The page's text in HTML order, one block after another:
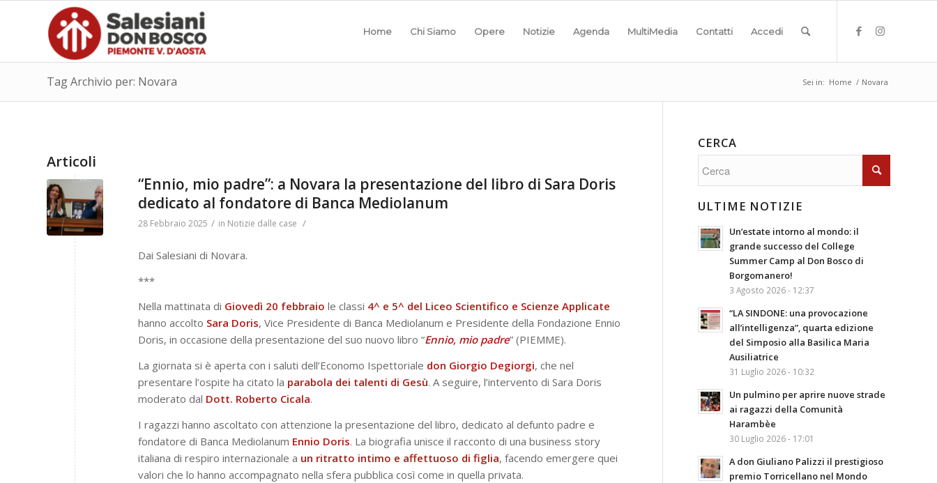
Home Chi Siamo Opere Notizie Agenda MultiMedia Contatti Accedi
Tag Archivio per: Novara Sei in: Home / Novara
Articoli
“Ennio, mio padre”: a Novara la presentazione del libro di Sara Doris
dedicato al fondatore di Banca Mediolanum
28 Febbraio 2025 / in Notizie dalle case /
Dai Salesiani di Novara.
***
Nella mattinata di Giovedì 20 febbraio le classi 4^ e 5^ del Liceo Scientifico e Scienze Applicate
hanno accolto Sara Doris, Vice Presidente di Banca Mediolanum e Presidente della Fondazione Ennio
Doris, in occasione della presentazione del suo nuovo libro “Ennio, mio padre” (PIEMME).
La giornata si è aperta con i saluti dell’Economo Ispettoriale don Giorgio Degiorgi, che nel
presentare l’ospite ha citato la parabola dei talenti di Gesù. A seguire, l’intervento di Sara Doris
moderato dal Dott. Roberto Cicala.
I ragazzi hanno ascoltato con attenzione la presentazione del libro, dedicato al defunto padre e
fondatore di Banca Mediolanum Ennio Doris. La biografia unisce il racconto di una business story
italiana di respiro internazionale a un ritratto intimo e affettuoso di figlia, facendo emergere quei
valori che lo hanno accompagnato nella sfera pubblica così come in quella privata.
CERCA
ULTIME NOTIZIE
Un’estate intorno al mondo: il
grande successo del College
Summer Camp al Don Bosco di
Borgomanero!
3 Agosto 2026 - 12:37
“LA SINDONE: una provocazione
all’intelligenza”, quarta edizione
del Simposio alla Basilica Maria
Ausiliatrice
31 Luglio 2026 - 10:32
Un pulmino per aprire nuove strade
ai ragazzi della Comunità
Harambèe
30 Luglio 2026 - 17:01
A don Giuliano Palizzi il prestigioso
premio Torricellano nel Mondo